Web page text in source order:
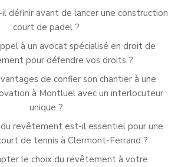
définir avant de lancer une construction
court de padel ?
à un avocat spécialisé en droit de
pour défendre vos droits ?
de confier son chantier à une
à Montluel avec un interlocuteur
unique ?
revêtement est-il essentiel pour une
de tennis à Clermont-Ferrand ?
le choix du revêtement à votre